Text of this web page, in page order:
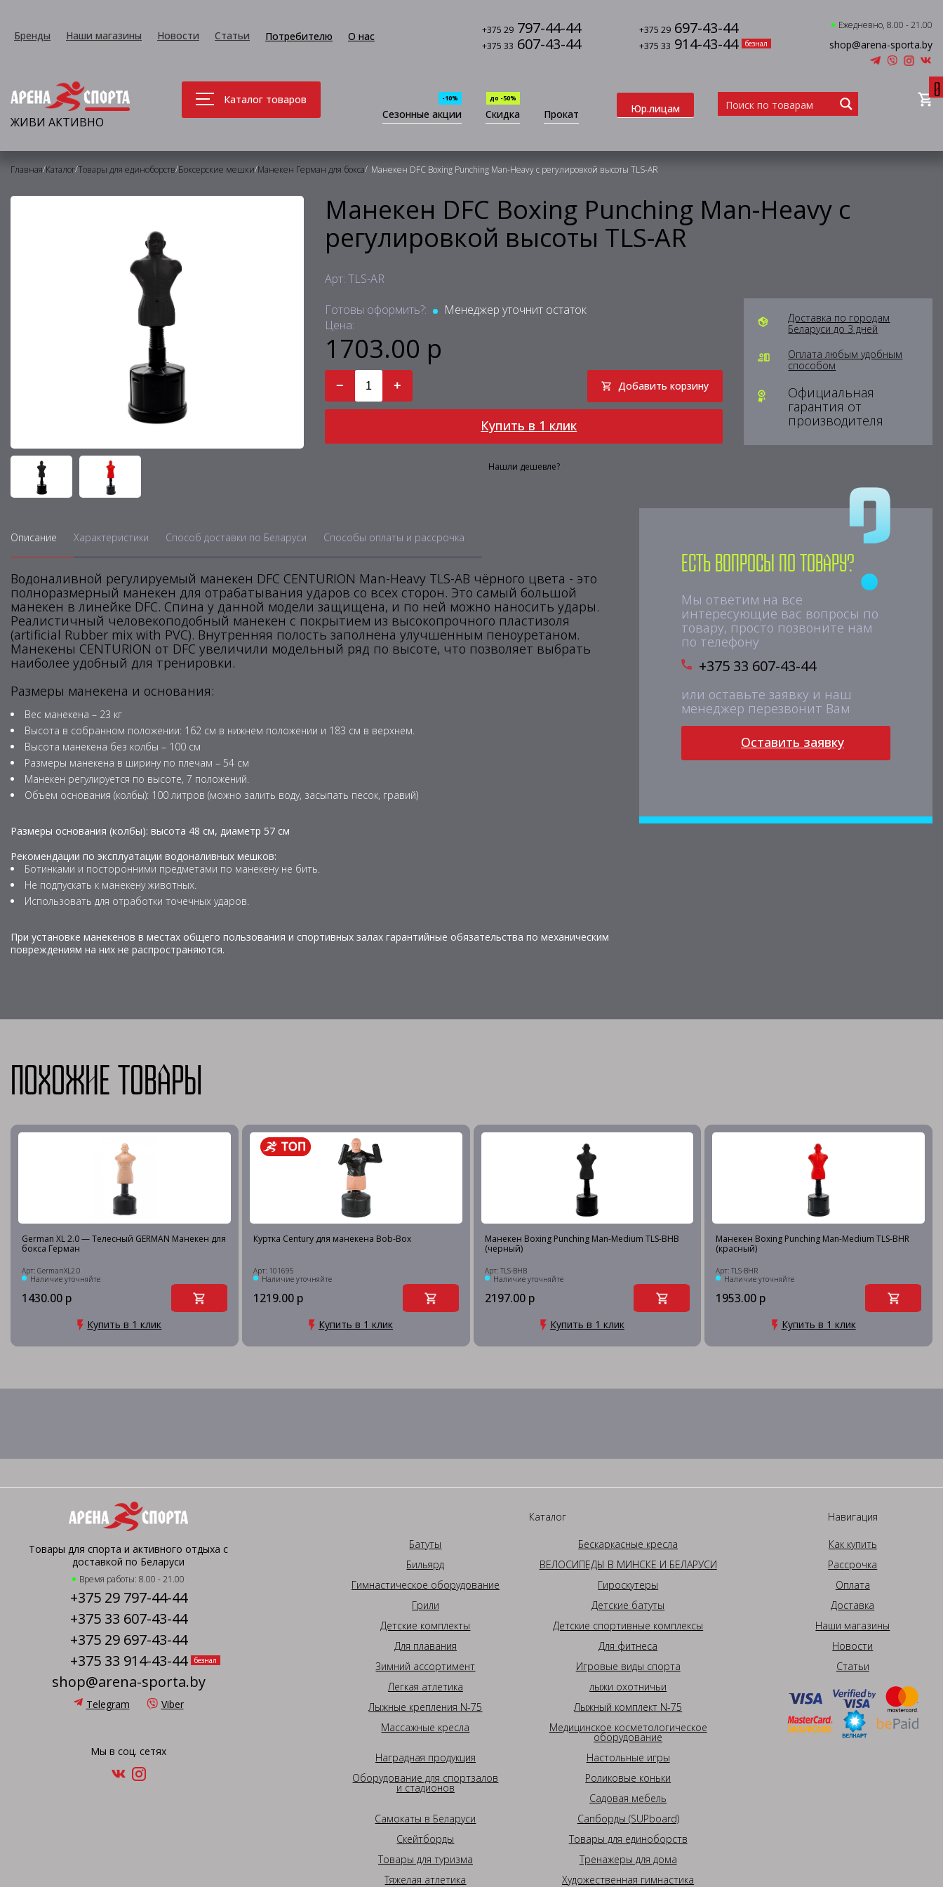
Бренды Наши магазины Новости Статьи Потребителю О нас +375 29 797-44-44 +375 29 697-43-44
+375 33 607-43-44 +375 33 914-43-44 безнал
Ежедневно, 8.00 - 21.00
shop@arena-sporta.by
ЖИВИ АКТИВНО
Каталог товаров
Сезонные акции
-10%
Скидка
до -50%
Прокат Юр.лицам
0
Главная/Каталог/Товары для единоборств/Боксерские мешки/Манекен Герман для бокса/ Манекен DFC Boxing Punching Man-Heavy c регулировкой высоты TLS-AR
Манекен DFC Boxing Punching Man-Heavy c
регулировкой высоты TLS-AR
Арт: TLS-AR
Готовы оформить?:
Менеджер уточнит остаток
Цена:
1703.00 р
− + Добавить корзину
Купить в 1 клик
Нашли дешевле?
Доставка по городам
Беларуси до 3 дней
Оплата любым удобным
способом
Официальная
гарантия от
производителя
Описание Характеристики Способ доставки по Беларуси Способы оплаты и рассрочка
Водоналивной регулируемый манекен DFC CENTURION Man-Heavy TLS-AB чёрного цвета - это
полноразмерный манекен для отрабатывания ударов со всех сторон. Это самый большой
манекен в линейке DFC. Спина у данной модели защищена, и по ней можно наносить удары.
Реалистичный человекоподобный манекен с покрытием из высокопрочного пластизоля
(artificial Rubber mix with PVC). Внутренняя полость заполнена улучшенным пеноуретаном.
Манекены CENTURION от DFC увеличили модельный ряд по высоте, что позволяет выбрать
наиболее удобный для тренировки.
Размеры манекена и основания:
Вес манекена – 23 кг
Высота в собранном положении: 162 см в нижнем положении и 183 см в верхнем.
Высота манекена без колбы – 100 см
Размеры манекена в ширину по плечам – 54 см
Манекен регулируется по высоте, 7 положений.
Объем основания (колбы): 100 литров (можно залить воду, засыпать песок, гравий)
Размеры основания (колбы): высота 48 см, диаметр 57 см
Рекомендации по эксплуатации водоналивных мешков:
Ботинками и посторонними предметами по манекену не бить.
Не подпускать к манекену животных.
Использовать для отработки точечных ударов.
При установке манекенов в местах общего пользования и спортивных залах гарантийные обязательства по механическим
повреждениям на них не распространяются.
Есть вопросы по товару?
Мы ответим на все
интересующие вас вопросы по
товару, просто позвоните нам
по телефону
+375 33 607-43-44
или оставьте заявку и наш
менеджер перезвонит Вам
Оставить заявку
Похожие товары
German XL 2.0 — Телесный GERMAN Манекен для
бокса Герман
Арт: GermanXL2.0
Наличие уточняйте
1430.00 р
Купить в 1 клик
Куртка Century для манекена Bob-Box
Арт: 101695
Наличие уточняйте
1219.00 р
Купить в 1 клик
Манекен Boxing Punching Man-Medium TLS-BHB
(черный)
Арт: TLS-BHB
Наличие уточняйте
2197.00 р
Купить в 1 клик
Манекен Boxing Punching Man-Medium TLS-BHR
(красный)
Арт: TLS-BHR
Наличие уточняйте
1953.00 р
Купить в 1 клик
Товары для спорта и активного отдыха с
доставкой по Беларуси
Время работы: 8.00 - 21.00
+375 29 797-44-44
+375 33 607-43-44
+375 29 697-43-44
+375 33 914-43-44
безнал
shop@arena-sporta.by
Telegram Viber
Мы в соц. сетях
Каталог
Батуты
Бескаркасные кресла
Бильярд
ВЕЛОСИПЕДЫ В МИНСКЕ И БЕЛАРУСИ
Гимнастическое оборудование
Гироскутеры
Грили
Детские батуты
Детские комплекты
Детские спортивные комплексы
Для плавания
Для фитнеса
Зимний ассортимент
Игровые виды спорта
Легкая атлетика
лыжи охотничьи
Лыжные крепления N-75
Лыжный комплект N-75
Массажные кресла
Медицинское косметологическое
оборудование
Наградная продукция
Настольные игры
Оборудование для спортзалов
и стадионов
Роликовые коньки
Садовая мебель
Самокаты в Беларуси
Сапборды (SUPboard)
Скейтборды
Товары для единоборств
Товары для туризма
Тренажеры для дома
Тяжелая атлетика
Художественная гимнастика
Навигация
Как купить
Рассрочка
Оплата
Доставка
Наши магазины
Новости
Статьи